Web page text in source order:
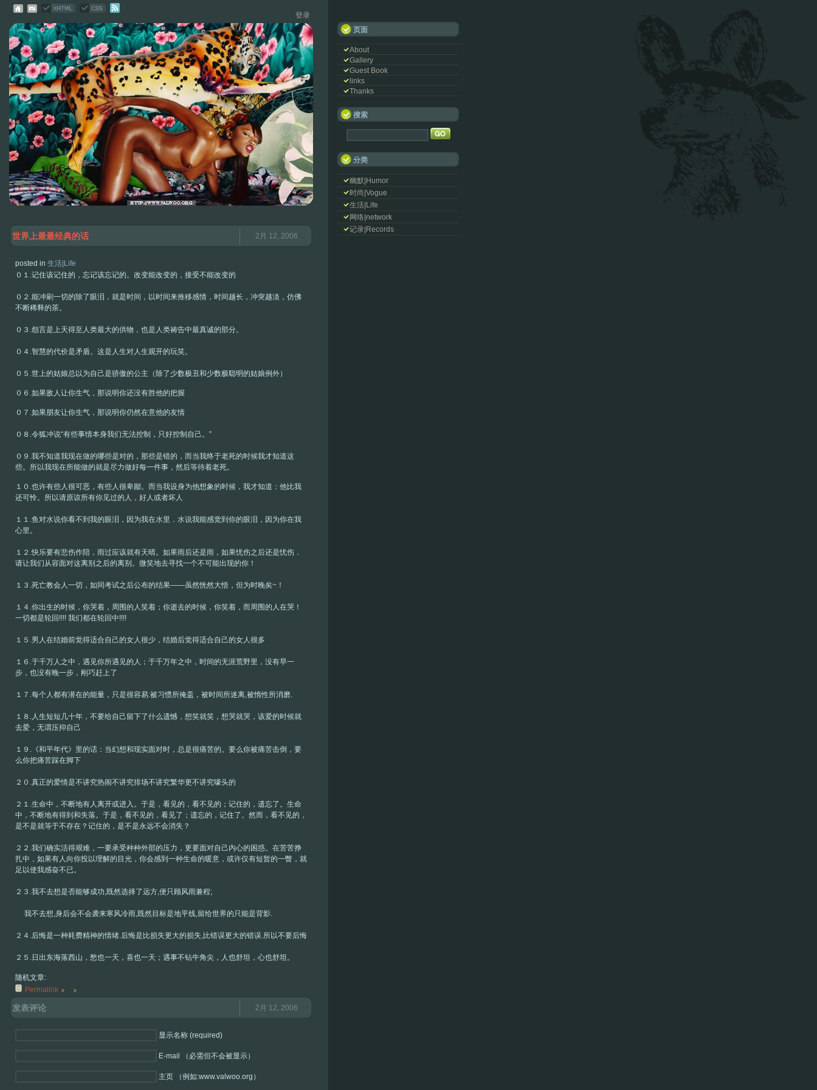
登录
世界上最最经典的话 2月 12, 2006
posted in 生活|Life
０１.记住该记住的，忘记该忘记的。改变能改变的，接受不能改变的
０２.能冲刷一切的除了眼泪，就是时间，以时间来推移感情，时间越长，冲突越淡，仿佛
不断稀释的茶。
０３.怨言是上天得至人类最大的供物，也是人类祷告中最真诚的部分。
０４.智慧的代价是矛盾。这是人生对人生观开的玩笑。
０５.世上的姑娘总以为自己是骄傲的公主（除了少数极丑和少数极聪明的姑娘例外）
０６.如果敌人让你生气，那说明你还没有胜他的把握
０７.如果朋友让你生气，那说明你仍然在意他的友情
０８.令狐冲说“有些事情本身我们无法控制，只好控制自己。”
０９.我不知道我现在做的哪些是对的，那些是错的，而当我终于老死的时候我才知道这
些。所以我现在所能做的就是尽力做好每一件事，然后等待着老死。
１０.也许有些人很可恶，有些人很卑鄙。而当我设身为他想象的时候，我才知道：他比我
还可怜。所以请原谅所有你见过的人，好人或者坏人
１１.鱼对水说你看不到我的眼泪，因为我在水里．水说我能感觉到你的眼泪，因为你在我
心里。
１２.快乐要有悲伤作陪，雨过应该就有天晴。如果雨后还是雨，如果忧伤之后还是忧伤．
请让我们从容面对这离别之后的离别。微笑地去寻找一个不可能出现的你！
１３.死亡教会人一切，如同考试之后公布的结果——虽然恍然大悟，但为时晚矣~！
１４.你出生的时候，你哭着，周围的人笑着；你逝去的时候，你笑着，而周围的人在哭！
一切都是轮回!!!! 我们都在轮回中!!!!
１５.男人在结婚前觉得适合自己的女人很少，结婚后觉得适合自己的女人很多
１６.于千万人之中，遇见你所遇见的人；于千万年之中，时间的无涯荒野里，没有早一
步，也没有晚一步，刚巧赶上了
１７.每个人都有潜在的能量，只是很容易:被习惯所掩盖，被时间所迷离,被惰性所消磨.
１８.人生短短几十年，不要给自己留下了什么遗憾，想笑就笑，想哭就哭，该爱的时候就
去爱，无谓压抑自己
１９.《和平年代》里的话：当幻想和现实面对时，总是很痛苦的。要么你被痛苦击倒，要
么你把痛苦踩在脚下
２０.真正的爱情是不讲究热闹不讲究排场不讲究繁华更不讲究嚎头的
２１.生命中，不断地有人离开或进入。于是，看见的，看不见的；记住的，遗忘了。生命
中，不断地有得到和失落。于是，看不见的，看见了；遗忘的，记住了。然而，看不见的，
是不是就等于不存在？记住的，是不是永远不会消失？
２２.我们确实活得艰难，一要承受种种外部的压力，更要面对自己内心的困惑。在苦苦挣
扎中，如果有人向你投以理解的目光，你会感到一种生命的暖意，或许仅有短暂的一瞥，就
足以使我感奋不已。
２３.我不去想是否能够成功,既然选择了远方,便只顾风雨兼程;
我不去想,身后会不会袭来寒风冷雨,既然目标是地平线,留给世界的只能是背影.
２４.后悔是一种耗费精神的情绪.后悔是比损失更大的损失,比错误更大的错误.所以不要后悔
２５.日出东海落西山，愁也一天，喜也一天；遇事不钻牛角尖，人也舒坦，心也舒坦。
随机文章:
Permalink
发表评论 2月 12, 2006
显示名称 (required)
E-mail （必需但不会被显示）
主页 （例如:www.valwoo.org）
页面
About
Gallery
Guest Book
links
Thanks
搜索
分类
幽默|Humor
时尚|Vogue
生活|Life
网络|network
记录|Records